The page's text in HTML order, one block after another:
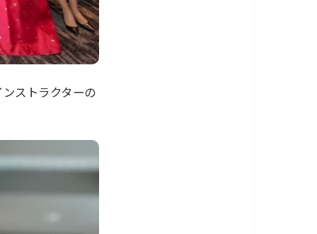
ストラクターの